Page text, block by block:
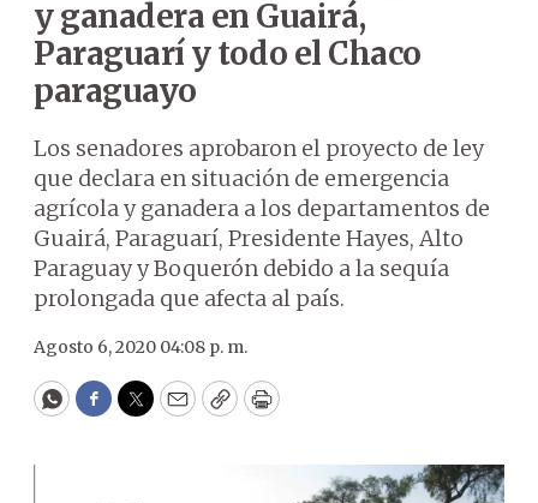
y ganadera en Guairá,
Paraguarí y todo el Chaco
paraguayo
Los senadores aprobaron el proyecto de ley
que declara en situación de emergencia
agrícola y ganadera a los departamentos de
Guairá, Paraguarí, Presidente Hayes, Alto
Paraguay y Boquerón debido a la sequía
prolongada que afecta al país.
Agosto 6, 2020 04:08 p. m.
WhatsApp
Facebook
Twitter
EmailCopyPrint